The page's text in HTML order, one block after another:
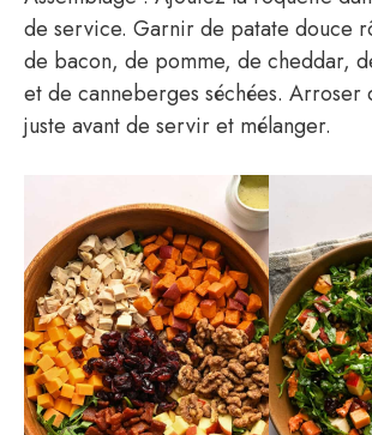
de service. Garnir de patate douce
de bacon, de pomme, de cheddar,
et de canneberges séchées. Arroser
juste avant de servir et mélanger.